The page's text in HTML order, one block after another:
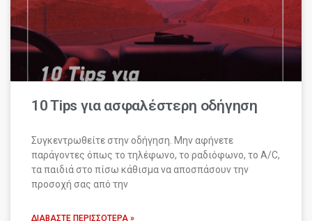
10 Tips για ασφαλέστερη οδήγηση
Συγκεντρωθείτε στην οδήγηση. Μην αφήνετε
παράγοντες όπως το τηλέφωνο, το ραδιόφωνο, το A/C,
τα παιδιά στο πίσω κάθισμα να αποσπάσουν την
προσοχή σας από την
ΔΙΑΒΆΣΤΕ ΠΕΡΙΣΣΌΤΕΡΑ »